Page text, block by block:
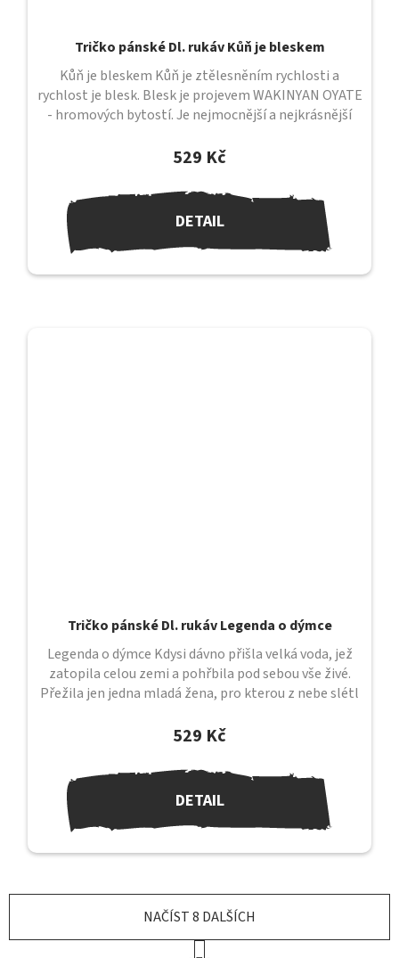
Tričko pánské Dl. rukáv Kůň je bleskem
529 Kč
DETAIL
Kůň je bleskem Kůň je ztělesněním rychlosti a
rychlost je blesk. Blesk je projevem WAKINYAN OYATE
- hromových bytostí. Je nejmocnější a nejkrásnější
Tričko pánské Dl. rukáv Legenda o dýmce
529 Kč
DETAIL
Legenda o dýmce Kdysi dávno přišla velká voda, jež
zatopila celou zemi a pohřbila pod sebou vše živé.
Přežila jen jedna mladá žena, pro kterou z nebe slétl
NAČÍST 8 DALŠÍCH
S